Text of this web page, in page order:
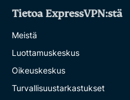
Tietoa ExpressVPN:stä
Meistä
Luottamuskeskus
Oikeuskeskus
Turvallisuustarkastukset